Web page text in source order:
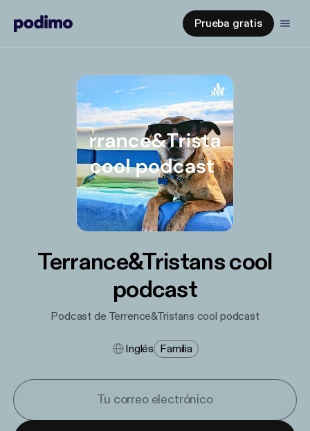
Prueba gratis
Terrance&Tristans cool
podcast
Podcast de Terrence&Tristans cool podcast
Inglés Familia